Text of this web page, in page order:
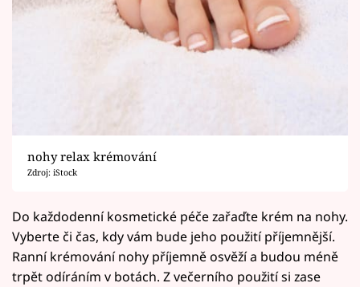
nohy relax krémování
Zdroj: iStock
Do každodenní kosmetické péče zařaďte krém na nohy.
Vyberte či čas, kdy vám bude jeho použití příjemnější.
Ranní krémování nohy příjemně osvěží a budou méně
trpět odíráním v botách. Z večerního použití si zase